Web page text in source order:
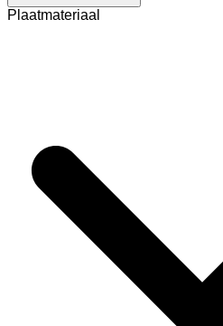
Plaatmateriaal